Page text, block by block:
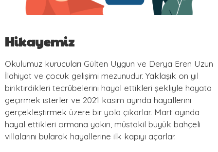
Hikayemiz
Okulumuz kurucuları Gülten Uygun ve Derya Eren Uzun
İlahiyat ve çocuk gelişimi mezunudur. Yaklaşık on yıl
biriktirdikleri tecrübelerini hayal ettikleri şekliyle hayata
geçirmek isterler ve 2021 kasım ayında hayallerini
gerçekleştirmek üzere bir yola çıkarlar. Mart ayında
hayal ettikleri ormana yakın, müstakil büyük bahçeli
villalarını bularak hayallerine ilk kapıyı açarlar.